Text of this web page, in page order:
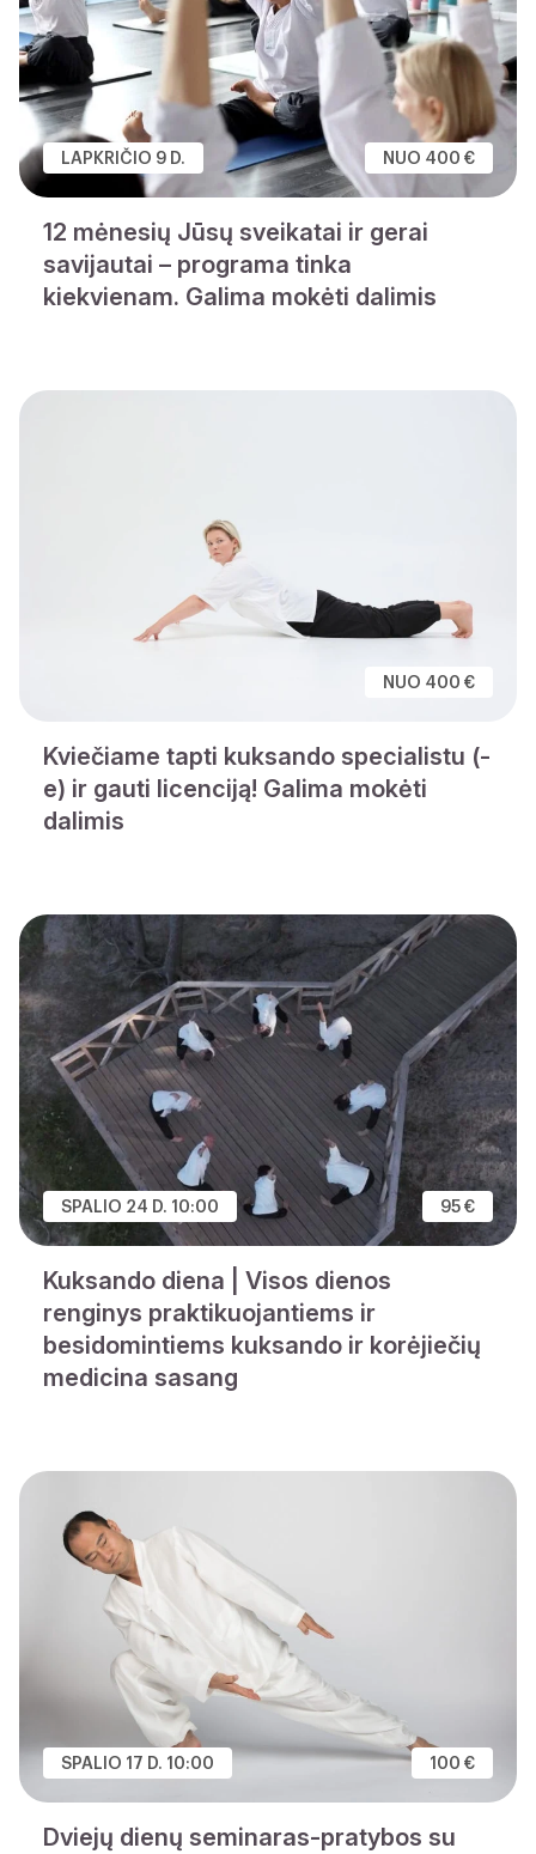
LAPKRIČIO 9 D. NUO 400 €
12 mėnesių Jūsų sveikatai ir gerai
savijautai – programa tinka
kiekvienam. Galima mokėti dalimis
NUO 400 €
Kviečiame tapti kuksando specialistu (-
e) ir gauti licenciją! Galima mokėti
dalimis
SPALIO 24 D. 10:00 95 €
Kuksando diena | Visos dienos
renginys praktikuojantiems ir
besidomintiems kuksando ir korėjiečių
medicina sasang
SPALIO 17 D. 10:00 100 €
Dviejų dienų seminaras-pratybos su